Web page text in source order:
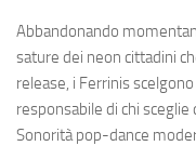
Abbandonando
sature dei neon cittadini
release, i Ferrinis
responsabile di chi
Sonorità pop-dance